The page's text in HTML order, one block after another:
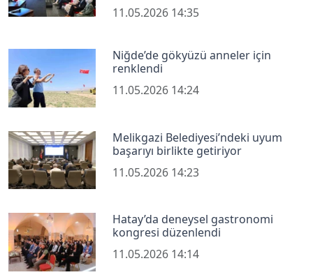
11.05.2026 14:35
Niğde’de gökyüzü anneler için
renklendi
11.05.2026 14:24
Melikgazi Belediyesi’ndeki uyum
başarıyı birlikte getiriyor
11.05.2026 14:23
Hatay’da deneysel gastronomi
kongresi düzenlendi
11.05.2026 14:14